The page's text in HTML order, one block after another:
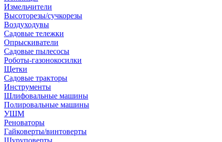
Измельчители
Высоторезы/сучкорезы
Воздуходувы
Садовые тележки
Опрыскиватели
Садовые пылесосы
Роботы-газонокосилки
Щетки
Садовые тракторы
Инструменты
Шлифовальные машины
Полировальные машины
УШМ
Реноваторы
Гайковерты/винтоверты
Шуруповерты